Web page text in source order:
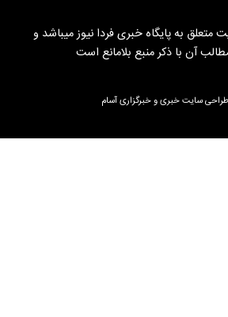
به پایگاه خبری فردا نیوز میباشد و
آن با ذکر منبع بلامانع است
طراحی سایت خبری و خبرگزاری آسام